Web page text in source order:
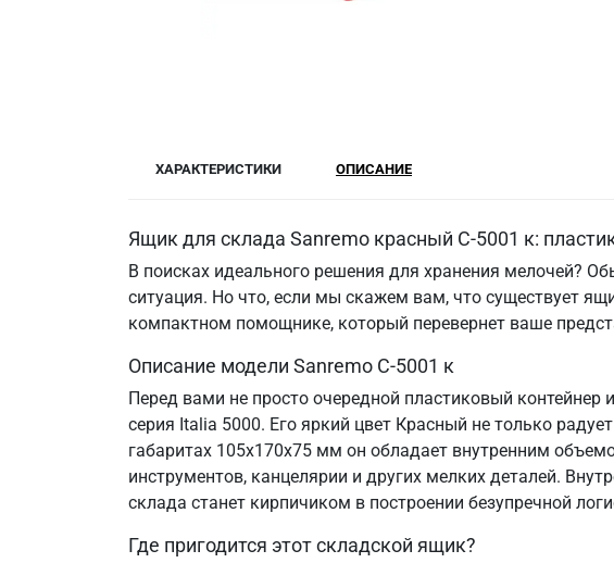
ХАРАКТЕРИСТИКИ ОПИСАНИЕ
Ящик для склада Sanremo красный C-5001 к:
В поисках идеального решения для хранения мелочей?
ситуация. Но что, если мы скажем вам, что существует
компактном помощнике, который перевернет ваше
Описание модели Sanremo C-5001 к
Перед вами не просто очередной пластиковый
серия Italia 5000. Его яркий цвет Красный не только
габаритах 105х170х75 мм он обладает внутренним
инструментов, канцелярии и других мелких деталей.
склада станет кирпичиком в построении безупречной
Где пригодится этот складской ящик?